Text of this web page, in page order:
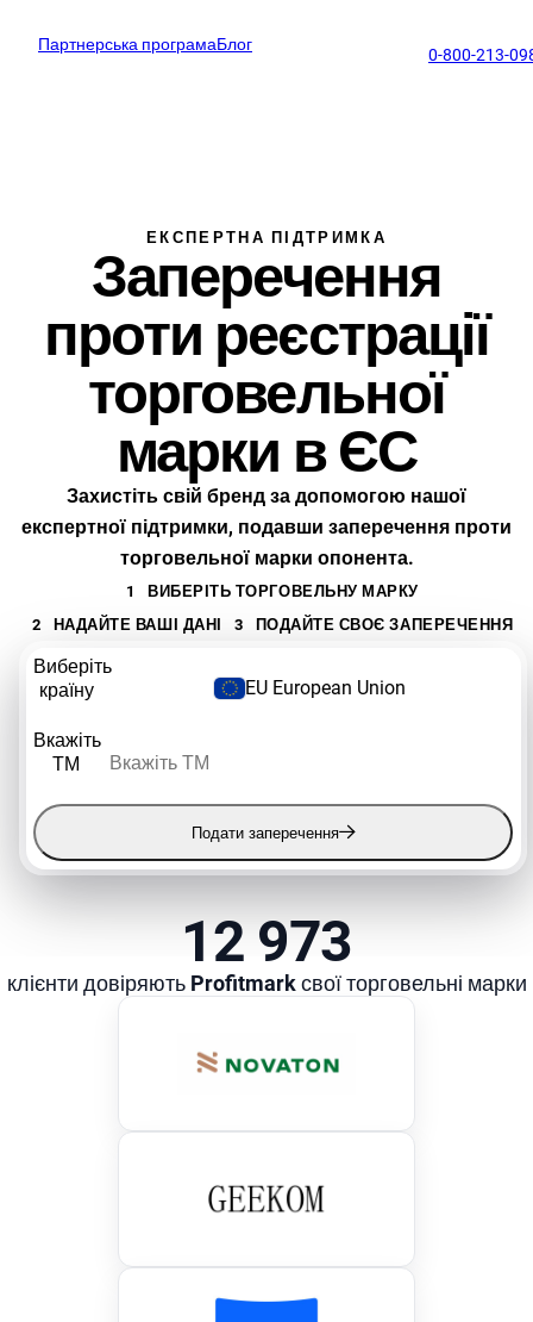
Партнерська програмаБлог
0-800-213-
ЕКСПЕРТНА ПІДТРИМКА
Заперечення
проти реєстрації
торговельної
марки в ЄС
Захистіть свій бренд за допомогою нашої
експертної підтримки, подавши заперечення проти
торговельної марки опонента.
1
ВИБЕРІТЬ ТОРГОВЕЛЬНУ МАРКУ
2
НАДАЙТЕ ВАШІ ДАНІ 3 ПОДАЙТЕ СВОЄ ЗАПЕРЕЧЕННЯ
Виберіть
країну
EU European Union
Вкажіть
ТМ
Подати заперечення
12 973
клієнти довіряють Profitmarkсвої торговельні марки